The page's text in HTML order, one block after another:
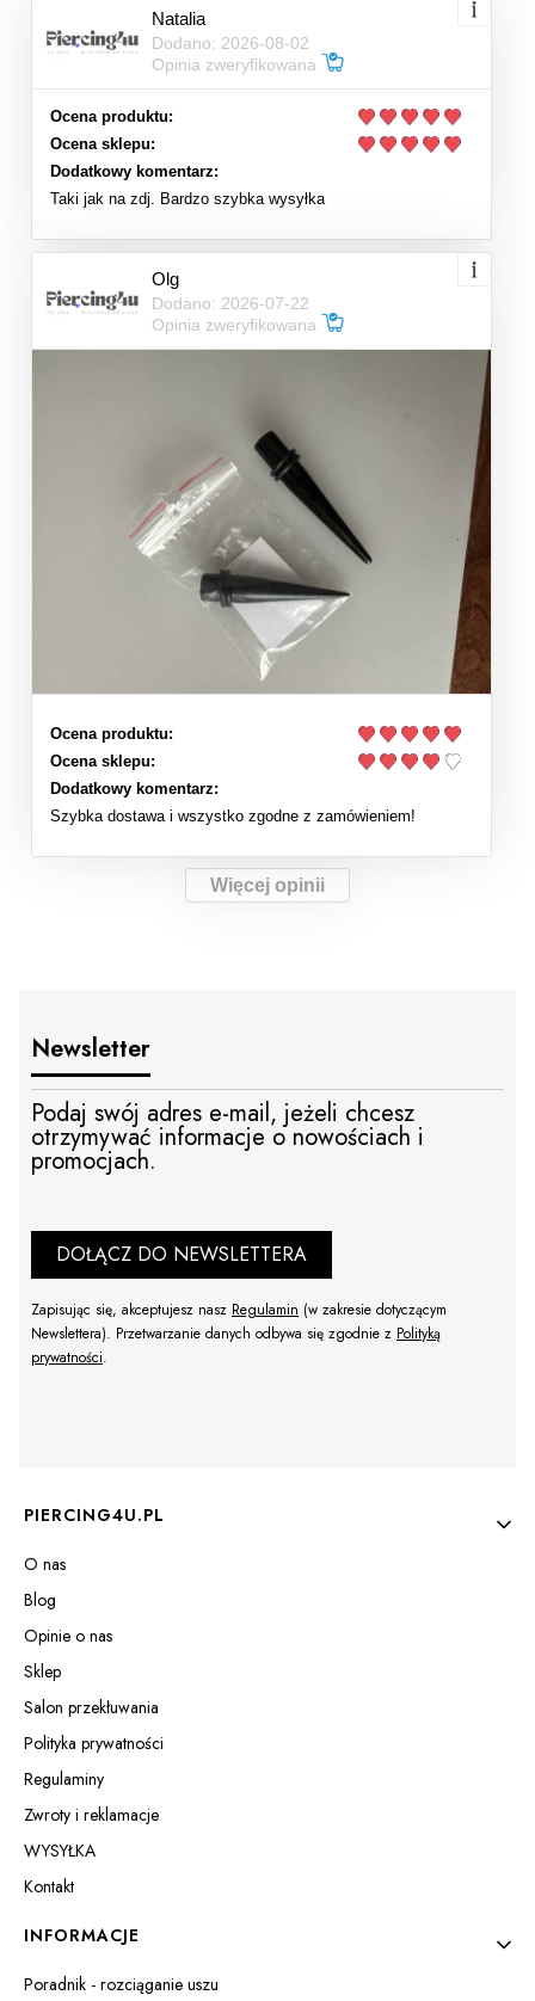
Natalia
Dodano: 2026-08-02
Opinia zweryfikowana
Ocena produktu:
Ocena sklepu:
Dodatkowy komentarz:
Taki jak na zdj. Bardzo szybka wysyłka
Olg
Dodano: 2026-07-22
Opinia zweryfikowana
Ocena produktu:
Ocena sklepu:
Dodatkowy komentarz:
Szybka dostawa i wszystko zgodne z zamówieniem!
Więcej opinii
Newsletter
Podaj swój adres e-mail, jeżeli chcesz
otrzymywać informacje o nowościach i
promocjach.
DOŁĄCZ DO NEWSLETTERA
Zapisując się, akceptujesz nasz Regulamin (w zakresie dotyczącym
Newslettera). Przetwarzanie danych odbywa się zgodnie z Polityką
prywatności.
Linki w stopce
PIERCING4U.PL
O nas
Blog
Opinie o nas
Sklep
Salon przekłuwania
Polityka prywatności
Regulaminy
Zwroty i reklamacje
WYSYŁKA
Kontakt
INFORMACJE
Poradnik - rozciąganie uszu